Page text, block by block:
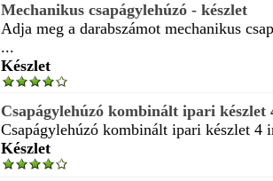
Mechanikus csapágylehúzó - készlet
Adja meg a darabszámot mechanikus
...
Készlet
Csapágylehúzó kombinált ipari
Csapágylehúzó kombinált ipari készlet 4
Készlet